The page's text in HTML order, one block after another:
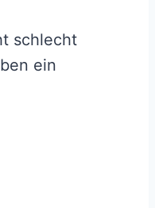
schlecht
ein